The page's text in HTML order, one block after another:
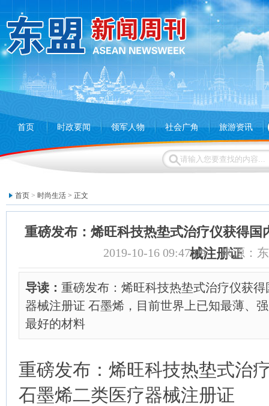
首页 时政要闻 领军人物 社会广角 旅游资讯
首页 > 时尚生活 > 正文
重磅发布：烯旺科技热垫式治疗仪获得国
械注册证
2019-10-16 09:47:09 来源：
导读： 重磅发布：烯旺科技热垫式治疗仪获
器械注册证 石墨烯，目前世界上已知最薄、
最好的材料
重磅发布：烯旺科技热垫式治
石墨烯二类医疗器械注册证